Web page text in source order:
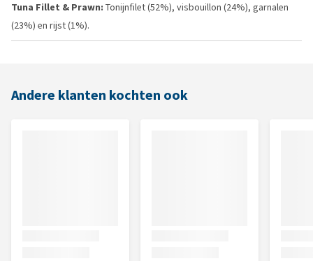
Tuna Fillet & Prawn: Tonijnfilet (52%), visbouillon (24%), garnalen
(23%) en rijst (1%).
Andere klanten kochten ook